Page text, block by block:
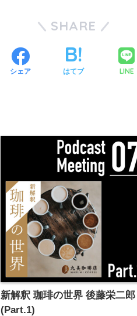
SHARE
シェア はてブ LINE
新解釈 珈琲の世界 後藤栄二郎
(Part.1)